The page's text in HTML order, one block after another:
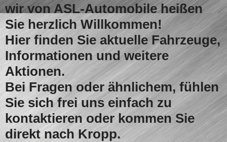
wir von ASL-Automobile heißen
Sie herzlich Willkommen!
Hier finden Sie aktuelle Fahrzeuge,
Informationen und weitere
Aktionen.
Bei Fragen oder ähnlichem, fühlen
Sie sich frei uns einfach zu
kontaktieren oder kommen Sie
direkt nach Kropp.